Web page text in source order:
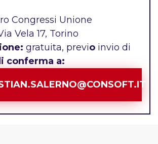
Congressi Unione
Vela 17, Torino
gratuita, previo invio di
conferma a: